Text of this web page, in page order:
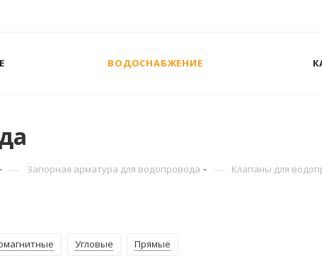
ВОДОСНАБЖЕНИЕ
— Запорная арматура для водопровода — Клапаны для
Угловые Прямые